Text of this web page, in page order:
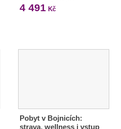
4 491 Kč
Pobyt v Bojnicích:
strava, wellness i vstup